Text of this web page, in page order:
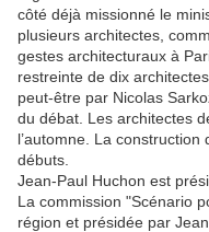
côté déjà missionné le
plusieurs architectes,
gestes architecturaux à
restreinte de dix
peut-être par Nicolas
du débat. Les architectes
l’automne. La construction
débuts.
Jean-Paul Huchon est
La commission "Scénario
région et présidée par